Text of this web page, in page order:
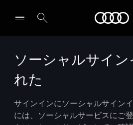
ソーシャルサイ
れた
サインインにソーシャルサイン
には、ソーシャルサービスにご